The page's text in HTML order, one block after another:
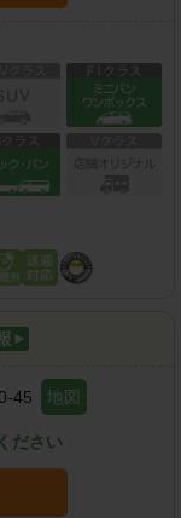
45 地図
ださい